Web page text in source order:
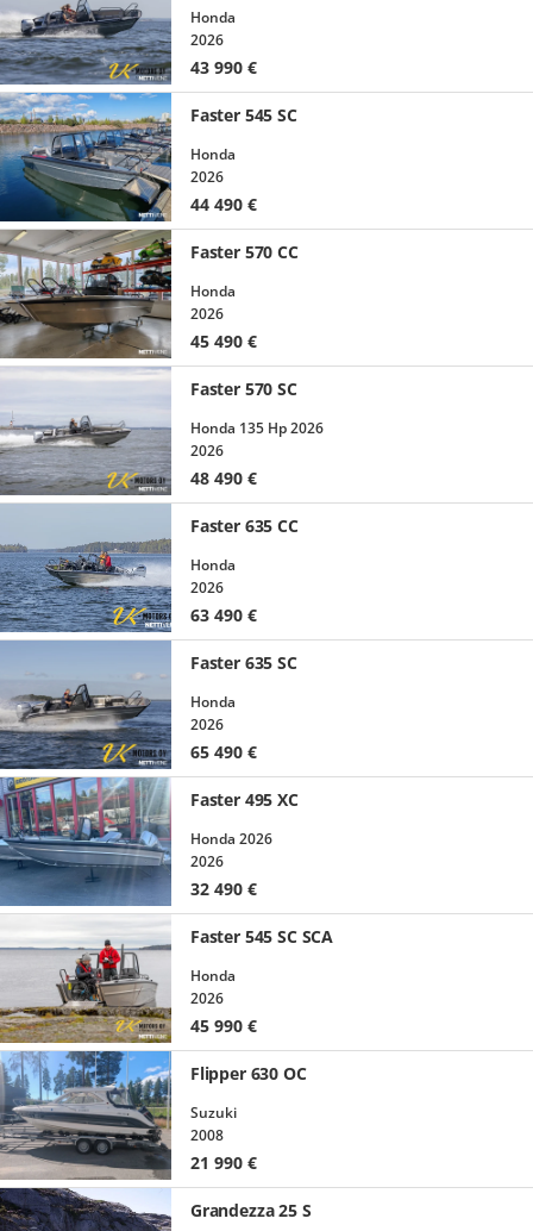
Honda
2026
43 990 €
Faster 545 SC
Honda
2026
44 490 €
Faster 570 CC
Honda
2026
45 490 €
Faster 570 SC
Honda 135 Hp 2026
2026
48 490 €
Faster 635 CC
Honda
2026
63 490 €
Faster 635 SC
Honda
2026
65 490 €
Faster 495 XC
Honda 2026
2026
32 490 €
Faster 545 SC SCA
Honda
2026
45 990 €
Flipper 630 OC
Suzuki
2008
21 990 €
Grandezza 25 S